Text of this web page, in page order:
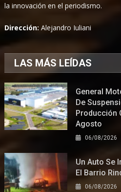
la innovación en el periodismo.
Dirección:Alejandro Iuliani
LAS MÁS LEÍDAS
General
De
Producción
Agosto
06/08/2026
Un Auto Se
El Barrio
06/08/2026